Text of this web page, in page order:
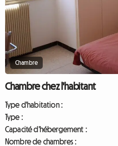
Chambre
Chambre chez l'habitant
Type d'habitation :
Type :
Capacité d'hébergement :
Nombre de chambres :